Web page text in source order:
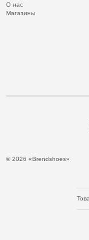
О нас
Магазины
© 2026 «Brendshoes»